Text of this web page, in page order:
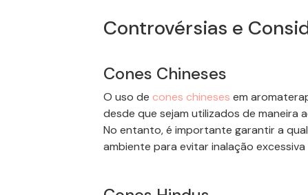
Controvérsias e
Cones Chineses
O uso de cones chineses em
desde que sejam utilizados de maneira
No entanto, é importante garantir a
ambiente para evitar inalação excessiva